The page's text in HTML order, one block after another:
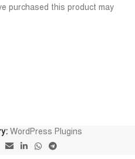
Al Adil Ashrafi
purchased this product may
WordPress Plugins